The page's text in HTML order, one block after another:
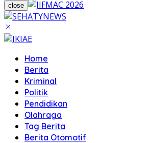
close
Home
Berita
Kriminal
Politik
Pendidikan
Olahraga
Tag Berita
Berita Otomotif